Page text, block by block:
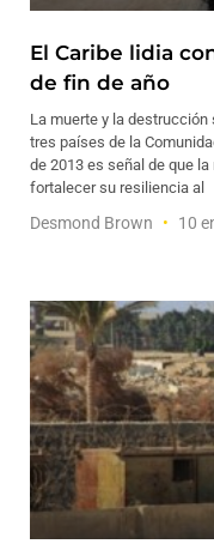
El Caribe lidia
de fin de año
La muerte y la
tres países de la
de 2013 es señal de que
fortalecer su resiliencia al
Desmond Brown 10